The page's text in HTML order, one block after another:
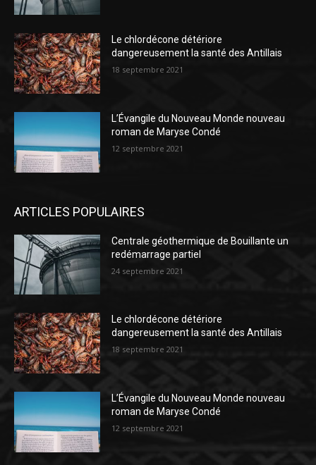
Le chlordécone détériore
dangereusement la santé des Antillais
18 septembre 2021
L’Évangile du Nouveau Monde nouveau
roman de Maryse Condé
12 septembre 2021
ARTICLES POPULAIRES
Centrale géothermique de Bouillante un
redémarrage partiel
24 septembre 2021
Le chlordécone détériore
dangereusement la santé des Antillais
18 septembre 2021
L’Évangile du Nouveau Monde nouveau
roman de Maryse Condé
12 septembre 2021